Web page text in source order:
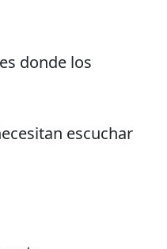
donde los
escuchar